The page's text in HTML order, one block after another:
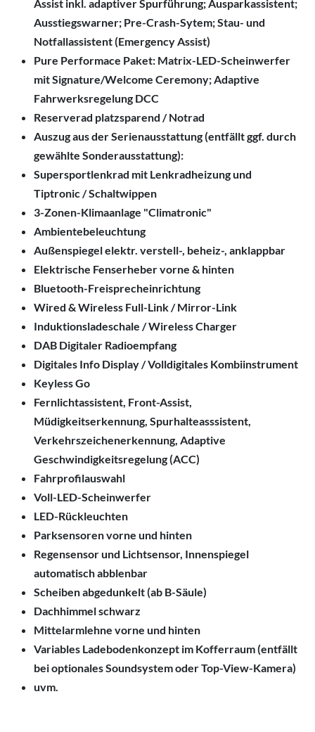
Assist inkl. adaptiver Spurführung; Ausparkassistent;
Ausstiegswarner; Pre-Crash-Sytem; Stau- und
Notfallassistent (Emergency Assist)
Pure Performace Paket: Matrix-LED-Scheinwerfer
mit Signature/Welcome Ceremony; Adaptive
Fahrwerksregelung DCC
Reserverad platzsparend / Notrad
Auszug aus der Serienausstattung (entfällt ggf. durch
gewählte Sonderausstattung):
Supersportlenkrad mit Lenkradheizung und
Tiptronic / Schaltwippen
3-Zonen-Klimaanlage "Climatronic"
Ambientebeleuchtung
Außenspiegel elektr. verstell-, beheiz-, anklappbar
Elektrische Fenserheber vorne & hinten
Bluetooth-Freisprecheinrichtung
Wired & Wireless Full-Link / Mirror-Link
Induktionsladeschale / Wireless Charger
DAB Digitaler Radioempfang
Digitales Info Display / Volldigitales Kombiinstrument
Keyless Go
Fernlichtassistent, Front-Assist,
Müdigkeitserkennung, Spurhalteasssistent,
Verkehrszeichenerkennung, Adaptive
Geschwindigkeitsregelung (ACC)
Fahrprofilauswahl
Voll-LED-Scheinwerfer
LED-Rückleuchten
Parksensoren vorne und hinten
Regensensor und Lichtsensor, Innenspiegel
automatisch abblenbar
Scheiben abgedunkelt (ab B-Säule)
Dachhimmel schwarz
Mittelarmlehne vorne und hinten
Variables Ladebodenkonzept im Kofferraum (entfällt
bei optionales Soundsystem oder Top-View-Kamera)
uvm.